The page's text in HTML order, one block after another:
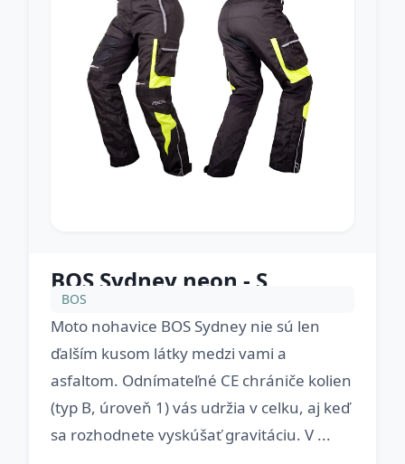
BOS Sydney neon - S
BOS
Moto nohavice BOS Sydney nie sú len
ďalším kusom látky medzi vami a
asfaltom. Odnímateľné CE chrániče kolien
(typ B, úroveň 1) vás udržia v celku, aj keď
sa rozhodnete vyskúšať gravitáciu. V ...